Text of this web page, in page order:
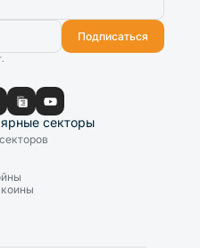
Подписаться
секторы